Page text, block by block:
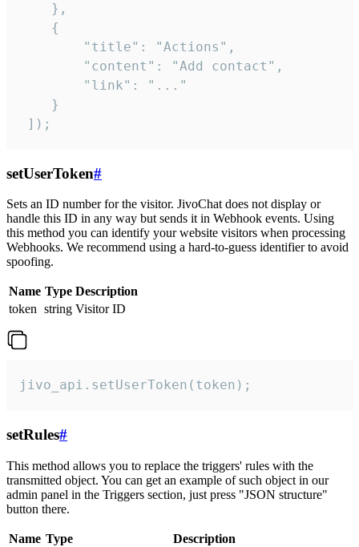
    },
    {
        "title": "Actions",
        "content": "Add contact",
        "link": "..."
    }
]);
setUserToken#
Sets an ID number for the visitor. JivoChat does not display or
handle this ID in any way but sends it in Webhook events. Using
this method you can identify your website visitors when processing
Webhooks. We recommend using a hard-to-guess identifier to avoid
spoofing.
Name Type Description
token string Visitor ID
jivo_api.setUserToken(token);
setRules#
This method allows you to replace the triggers' rules with the
transmitted object. You can get an example of such object in our
admin panel in the Triggers section, just press "JSON structure"
button there.
Name Type
Description